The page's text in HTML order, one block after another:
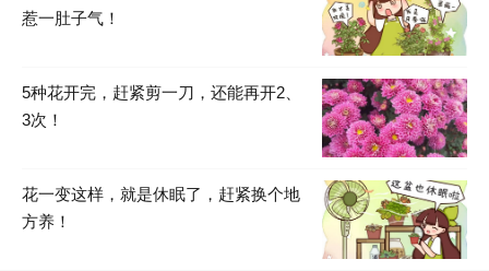
惹一肚子气！
5种花开完，赶紧剪一刀，还能再开2​、
3次！​
花一变这样，就是休眠了，赶紧换个地
方养！